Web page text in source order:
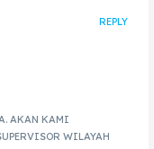
REPLY
AKAN KAMI
WILAYAH